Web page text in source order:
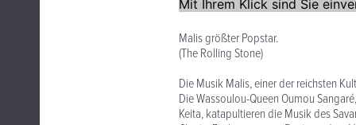
Malis größter Popstar.
(The Rolling Stone)
Die Musik Malis, einer der reichsten
Die Wassoulou-Queen Oumou
Keita, katapultieren die Musik des